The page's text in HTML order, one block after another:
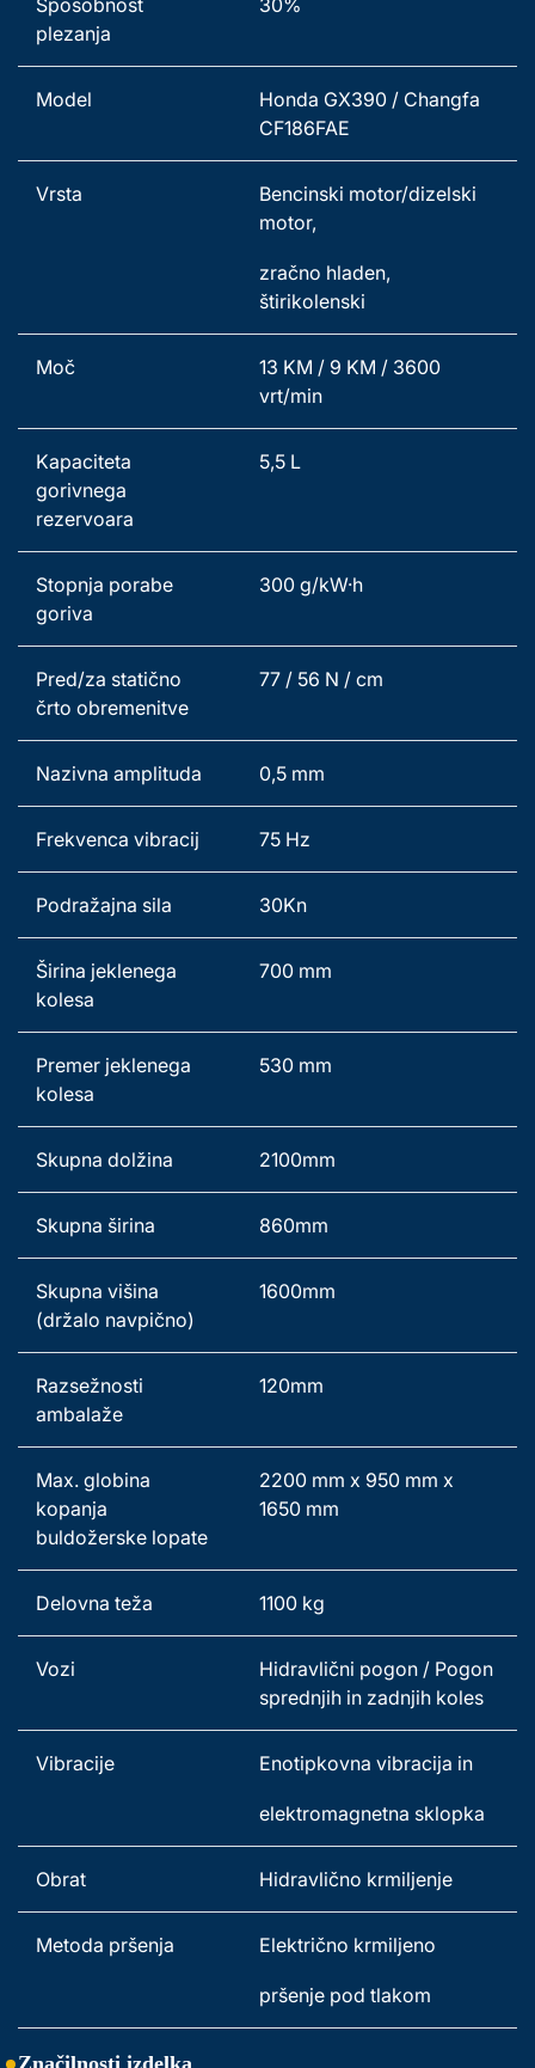
Sposobnost
plezanja
30%
Model
Honda GX390 / Changfa
CF186FAE
Vrsta
Bencinski motor/dizelski
motor,
zračno hladen,
štirikolenski
Moč
13 KM / 9 KM / 3600
vrt/min
Kapaciteta
gorivnega
rezervoara
5,5 L
Stopnja porabe
goriva
300 g/kW·h
Pred/za statično
črto obremenitve
77 / 56 N / cm
Nazivna amplituda 0,5 mm
Frekvenca vibracij 75 Hz
Podražajna sila 30Kn
Širina jeklenega
kolesa
700 mm
Premer jeklenega
kolesa
530 mm
Skupna dolžina 2100mm
Skupna širina 860mm
Skupna višina
(držalo navpično)
1600mm
Razsežnosti
ambalaže
120mm
Max. globina
kopanja
buldožerske lopate
2200 mm x 950 mm x
1650 mm
Delovna teža 1100 kg
Vozi
Hidravlični pogon / Pogon
sprednjih in zadnjih koles
Vibracije Enotipkovna vibracija in
elektromagnetna sklopka
Obrat Hidravlično krmiljenje
Metoda pršenja Električno krmiljeno
pršenje pod tlakom
Značilnosti izdelka